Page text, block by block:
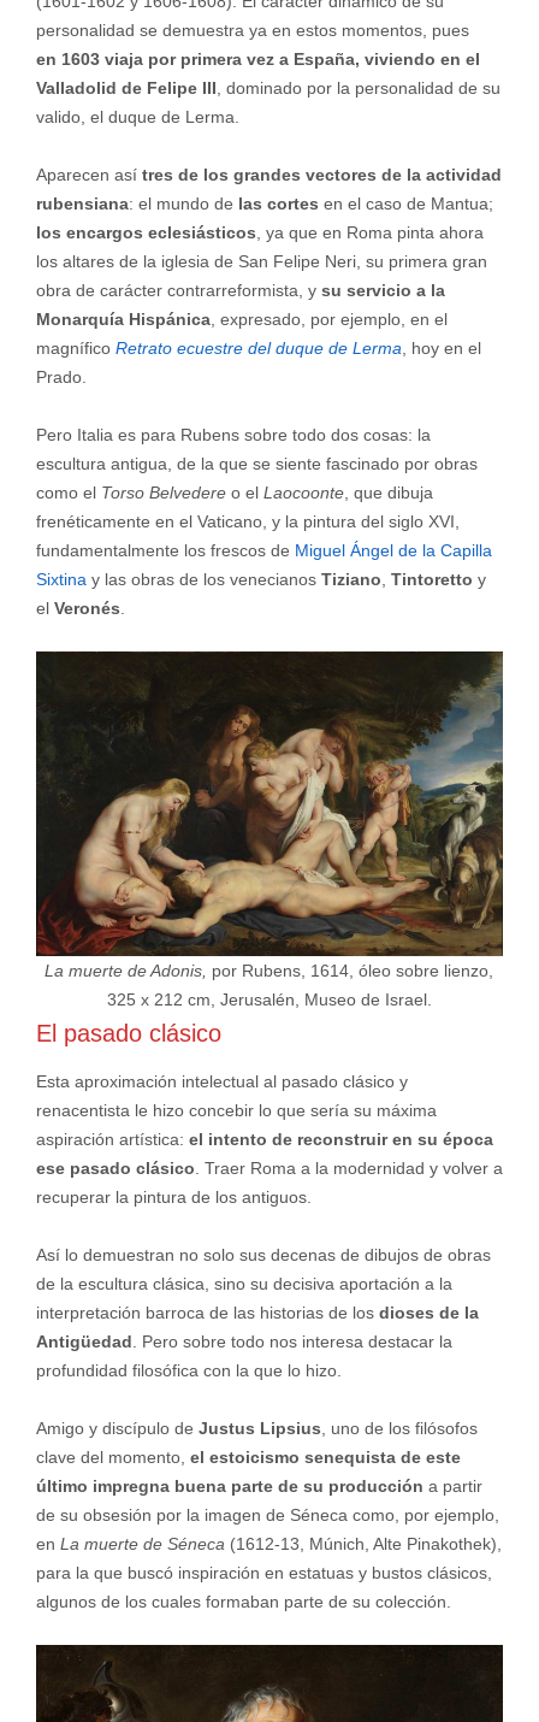
personalidad se demuestra ya en estos momentos, pues
en 1603 viaja por primera vez a España, viviendo en el
Valladolid de Felipe III , dominado por la personalidad de su
valido, el duque de Lerma.
Aparecen así tres de los grandes vectores de la actividad
rubensiana: el mundo de las cortes en el caso de Mantua;
los encargos eclesiásticos , ya que en Roma pinta ahora
los altares de la iglesia de San Felipe Neri, su primera gran
obra de carácter contrarreformista, y su servicio a la
Monarquía Hispánica, expresado, por ejemplo, en el
magnífico Retrato ecuestre del duque de Lerma , hoy en el
Prado.
Pero Italia es para Rubens sobre todo dos cosas: la
escultura antigua, de la que se siente fascinado por obras
como el Torso Belvedereo el Laocoonte, que dibuja
frenéticamente en el Vaticano, y la pintura del siglo XVI,
fundamentalmente los frescos de Miguel Ángel de la Capilla
Sixtina y las obras de los venecianos Tiziano Tintoretto y
el Veronés
La muerte de Adonis, por Rubens, 1614, óleo sobre lienzo,
325 x 212 cm, Jerusalén, Museo de Israel.
El pasado clásico
Esta aproximación intelectual al pasado clásico y
renacentista le hizo concebir lo que sería su máxima
aspiración artística: el intento de reconstruir en su época
ese pasado clásico . Traer Roma a la modernidad y volver a
recuperar la pintura de los antiguos.
Así lo demuestran no solo sus decenas de dibujos de obras
de la escultura clásica, sino su decisiva aportación a la
interpretación barroca de las historias de los dioses de la
Antigüedad . Pero sobre todo nos interesa destacar la
profundidad filosófica con la que lo hizo.
Amigo y discípulo de Justus Lipsius , uno de los filósofos
clave del momento, el estoicismo senequista de este
último impregna buena parte de su producción a partir
de su obsesión por la imagen de Séneca como, por ejemplo,
en La muerte de Séneca (1612-13, Múnich, Alte Pinakothek),
para la que buscó inspiración en estatuas y bustos clásicos,
algunos de los cuales formaban parte de su colección.